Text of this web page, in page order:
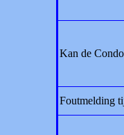
Kan de
Foutmelding